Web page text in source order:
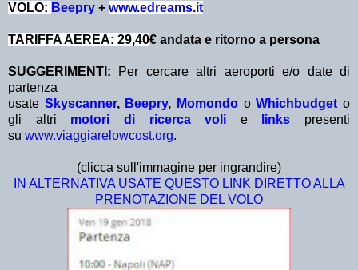
VOLO: Beepry + www.edreams.it
TARIFFA AEREA: 29,40€ andata e ritorno a persona
SUGGERIMENTI: Per cercare altri aeroporti e/o date di
partenza
usate Skyscanner, Beepry, Momondo oWhichbudget o
gli altri motori di ricerca voli e links presenti
su www.viaggiarelowcost.org.
(clicca sull'immagine per ingrandire)
IN ALTERNATIVA USATE QUESTO LINK DIRETTO ALLA
PRENOTAZIONE DEL VOLO